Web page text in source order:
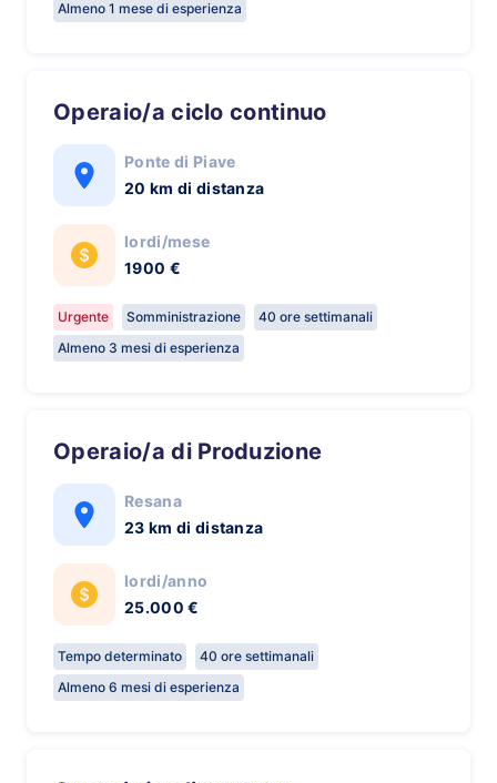
Almeno 1 mese di esperienza
Operaio/a ciclo continuo
Ponte di Piave
20 km di distanza
lordi/mese
1900 €
Urgente Somministrazione
40 ore settimanali
Almeno 3 mesi di esperienza
Operaio/a di Produzione
Resana
23 km di distanza
lordi/anno
25.000 €
Tempo determinato
40 ore settimanali
Almeno 6 mesi di esperienza